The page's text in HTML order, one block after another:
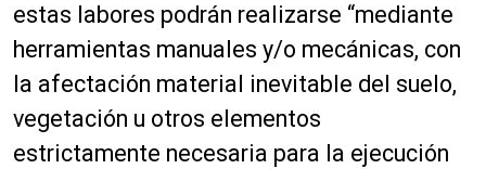
estas labores podrán realizarse “mediante
herramientas manuales y/o mecánicas, con
la afectación material inevitable del suelo,
vegetación u otros elementos
estrictamente necesaria para la ejecución